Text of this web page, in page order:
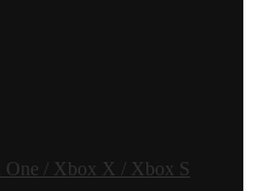
One / Xbox X / Xbox S